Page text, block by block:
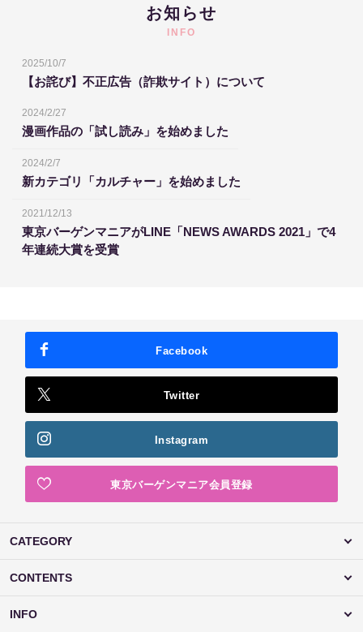
お知らせ
INFO
2025/10/7
【お詫び】不正広告（詐欺サイト）について
2024/2/27
漫画作品の「試し読み」を始めました
2024/2/7
新カテゴリ「カルチャー」を始めました
2021/12/13
東京バーゲンマニアがLINE「NEWS AWARDS 2021」で4
年連続大賞を受賞
Facebook
Twitter
Instagram
東京バーゲンマニア会員登録
CATEGORY
CONTENTS
INFO